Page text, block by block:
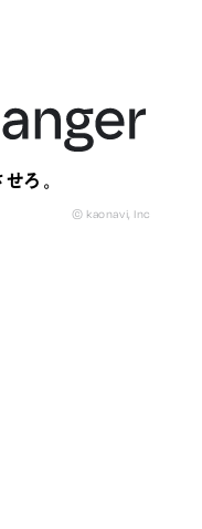
ろ。
© kaonavi, Inc